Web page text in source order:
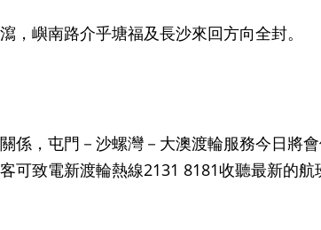
，嶼南路介乎塘福及長沙來回方向全封。
係，屯門－沙螺灣－大澳渡輪服務今日將
可致電新渡輪熱線2131 8181收聽最新的航